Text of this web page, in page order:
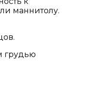
маннитолу.
грудью